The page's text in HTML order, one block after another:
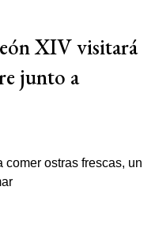
XIV visitará
junto a